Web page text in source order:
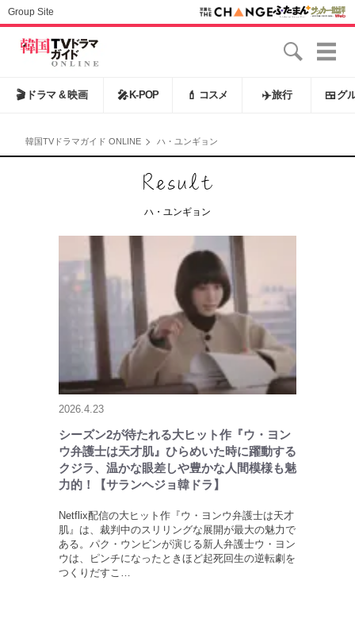
Group Site
🎬 ドラマ & 映画 🎤 K-POP 💄 コスメ ✈️旅行 🍱 グ
韓国TVドラマガイド ONLINE ハ・ユンギョン
ハ・ユンギョン
2026.4.23
シーズン2が待たれる大ヒット作『ウ・ヨン
ウ弁護士は天才肌』ひらめいた時に躍動する
クジラ、温かな眼差しや豊かな人間模様も魅
力的！【サランヘジョ韓ドラ】
Netflix配信の大ヒット作『ウ・ヨンウ弁護士は天才
肌』は、裁判中のスリリングな展開が最大の魅力で
ある。パク・ウンビンが演じる新人弁護士ウ・ヨン
ウは、ピンチになったときほど起死回生の逆転劇を
つくりだすこ…